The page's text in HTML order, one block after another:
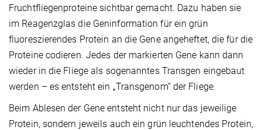
Fruchtfliegenproteine sichtbar gemacht. Dazu haben sie
im Reagenzglas die Geninformation für ein grün
fluoreszierendes Protein an die Gene angeheftet, die für die
Proteine codieren. Jedes der markierten Gene kann dann
wieder in die Fliege als sogenanntes Transgen eingebaut
werden – es entsteht ein „Transgenom“ der Fliege.
Beim Ablesen der Gene entsteht nicht nur das jeweilige
Protein, sondern jeweils auch ein grün leuchtendes Protein,